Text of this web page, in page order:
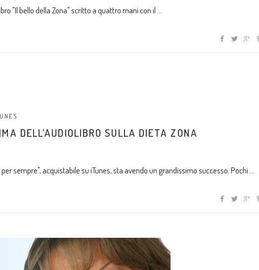
"Il bello della Zona" scritto a quattro mani con il
DELL’AUDIOLIBRO SULLA DIETA ZONA
sempre", acquistabile su iTunes, sta avendo un grandissimo successo. Pochi